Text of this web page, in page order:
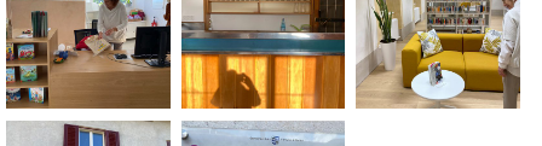
Nals_IMG_8326-(15) Nals_IMG_8326-(17)